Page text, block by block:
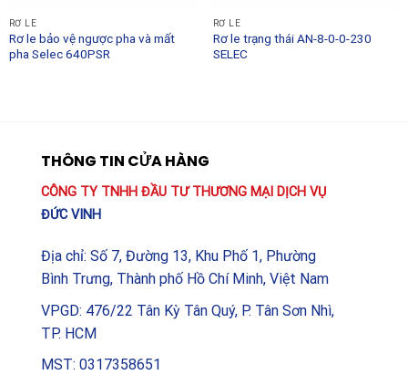
RƠ LE
Rơ le bảo vệ ngược pha và mất
pha Selec 640PSR
RƠ LE
Rơ le trạng thái AN-8-0-0-230
SELEC
THÔNG TIN CỬA HÀNG
CÔNG TY TNHH ĐẦU TƯ THƯƠNG MẠI DỊCH VỤ
ĐỨC VINH
Địa chỉ: Số 7, Đường 13, Khu Phố 1, Phường
Bình Trưng, Thành phố Hồ Chí Minh, Việt Nam
VPGD: 476/22 Tân Kỳ Tân Quý, P. Tân Sơn Nhì,
TP. HCM
MST: 0317358651